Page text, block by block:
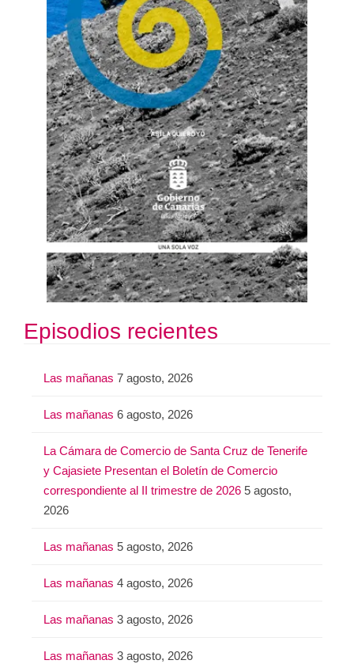
Episodios recientes
Las mañanas 7 agosto, 2026
Las mañanas 6 agosto, 2026
La Cámara de Comercio de Santa Cruz de Tenerife
y Cajasiete Presentan el Boletín de Comercio
correspondiente al II trimestre de 2026 5 agosto,
2026
Las mañanas 5 agosto, 2026
Las mañanas 4 agosto, 2026
Las mañanas 3 agosto, 2026
Las mañanas 3 agosto, 2026